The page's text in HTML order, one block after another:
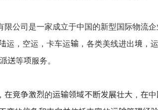
公司是一家成立于中国的新型国际物流企
运，空运，卡车运输，各类美线进出境，
送等项服务。
竞争激烈的运输领域不断发展壮大，在中